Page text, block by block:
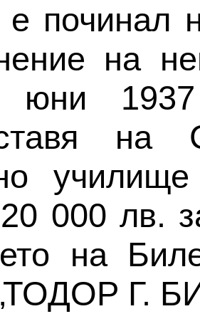
е починал
на
1937
на
000 лв.
на
Г.